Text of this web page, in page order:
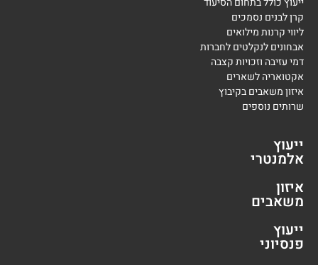
קרן לבנים נסמכים
ליווי קרנות מילואים
אבחונים לנקלטים לחברות
דמי עזיבה וזכויות קצבה
אקטואריה לשארים
איזון משאבים בקיבוץ
שרותים נוספים
ייעוץ
אלמנטרי
איזון
משאבים
ייעוץ
פנסיוני